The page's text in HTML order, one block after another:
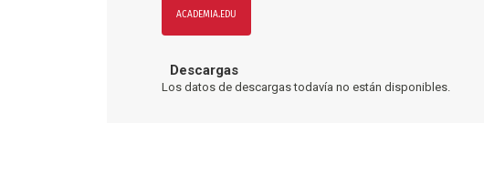
ACADEMIA.EDU
Descargas
Los datos de descargas todavía no están disponibles.